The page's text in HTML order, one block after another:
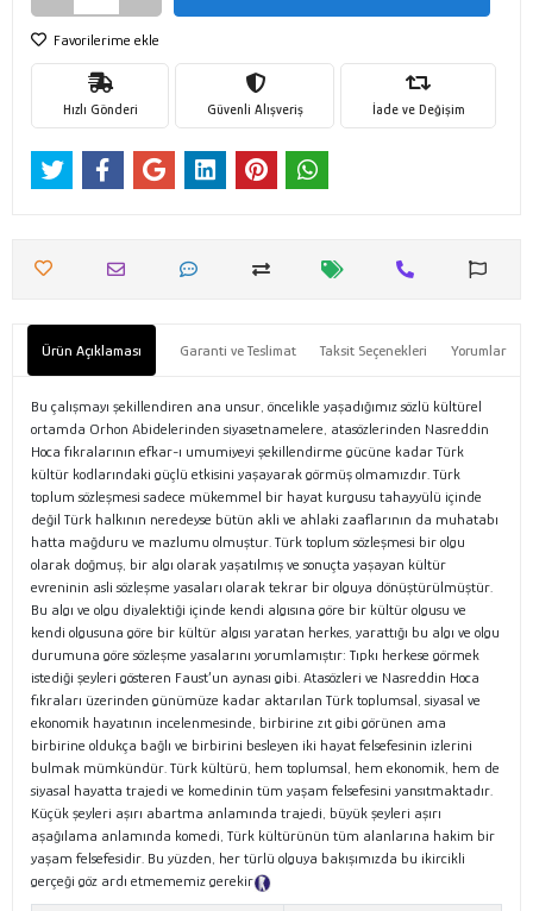
Favorilerime ekle
Hızlı Gönderi Güvenli Alışveriş İade ve Değişim
Ürün Açıklaması Garanti ve Teslimat Taksit Seçenekleri Yorumlar
Bu çalışmayı şekillendiren ana unsur, öncelikle yaşadığımız sözlü kültürel
ortamda Orhon Abidelerinden siyasetnamelere, atasözlerinden Nasreddin
Hoca fıkralarının efkar-ı umumiyeyi şekillendirme gücüne kadar Türk
kültür kodlarındaki güçlü etkisini yaşayarak görmüş olmamızdır. Türk
toplum sözleşmesi sadece mükemmel bir hayat kurgusu tahayyülü içinde
değil Türk halkının neredeyse bütün akli ve ahlaki zaaflarının da muhatabı
hatta mağduru ve mazlumu olmuştur. Türk toplum sözleşmesi bir olgu
olarak doğmuş, bir algı olarak yaşatılmış ve sonuçta yaşayan kültür
evreninin asli sözleşme yasaları olarak tekrar bir olguya dönüştürülmüştür.
Bu algı ve olgu diyalektiği içinde kendi algısına göre bir kültür olgusu ve
kendi olgusuna göre bir kültür algısı yaratan herkes, yarattığı bu algı ve olgu
durumuna göre sözleşme yasalarını yorumlamıştır: Tıpkı herkese görmek
istediği şeyleri gösteren Faust’un aynası gibi. Atasözleri ve Nasreddin Hoca
fıkraları üzerinden günümüze kadar aktarılan Türk toplumsal, siyasal ve
ekonomik hayatının incelenmesinde, birbirine zıt gibi görünen ama
birbirine oldukça bağlı ve birbirini besleyen iki hayat felsefesinin izlerini
bulmak mümkündür. Türk kültürü, hem toplumsal, hem ekonomik, hem de
siyasal hayatta trajedi ve komedinin tüm yaşam felsefesini yansıtmaktadır.
Küçük şeyleri aşırı abartma anlamında trajedi, büyük şeyleri aşırı
aşağılama anlamında komedi, Türk kültürünün tüm alanlarına hakim bir
yaşam felsefesidir. Bu yüzden, her türlü olguya bakışımızda bu ikircikli
gerçeği göz ardı etmememiz gerekir